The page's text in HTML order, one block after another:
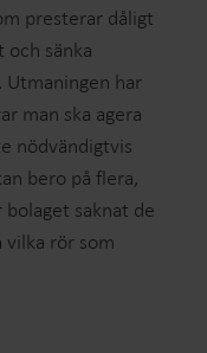
presterar dåligt
sänka
har
man ska agera
nödvändigtvis
bero på flera,
saknat de
rör som